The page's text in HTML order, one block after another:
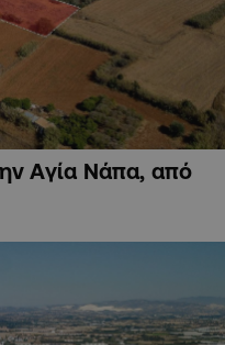
Αγία Νάπα, από